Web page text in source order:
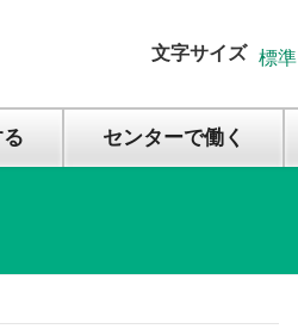
文字サイズ 標準
センターで働く